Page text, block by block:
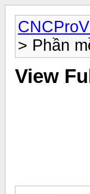
> Phần
View